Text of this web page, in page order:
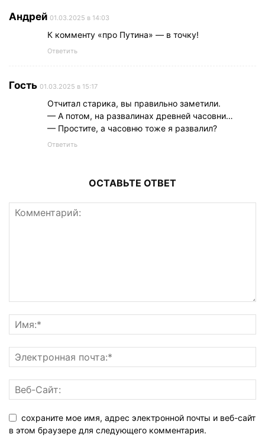
Андрей 01.03.2025 в 14:03
К комменту «про Путина» — в точку!
Ответить
Гость 01.03.2025 в 15:17
Отчитал старика, вы правильно заметили.
— А потом, на развалинах древней часовни…
— Простите, а часовню тоже я развалил?
Ответить
ОСТАВЬТЕ ОТВЕТ
сохраните мое имя, адрес электронной почты и веб-сайт
в этом браузере для следующего комментария.